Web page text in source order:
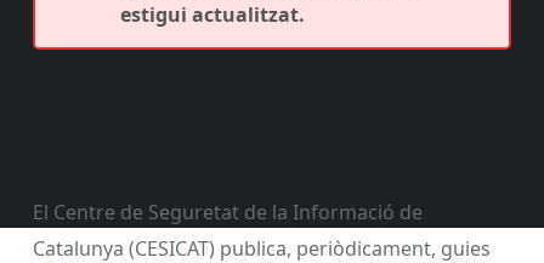
estigui actualitzat.
El Centre de Seguretat de la Informació de
Catalunya (CESICAT) publica, periòdicament, guies